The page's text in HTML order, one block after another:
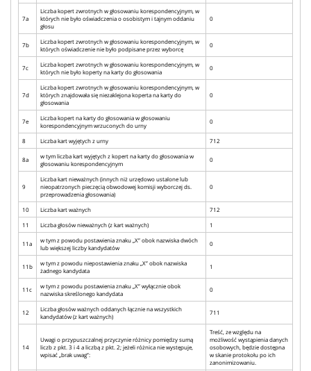
7a
Liczba kopert zwrotnych w głosowaniu korespondencyjnym, w
których nie było oświadczenia o osobistym i tajnym oddaniu
głosu
0
7b
Liczba kopert zwrotnych w głosowaniu korespondencyjnym, w
których oświadczenie nie było podpisane przez wyborcę
0
7c
Liczba kopert zwrotnych w głosowaniu korespondencyjnym, w
których nie było koperty na karty do głosowania
0
7d
Liczba kopert zwrotnych w głosowaniu korespondencyjnym, w
których znajdowała się niezaklejona koperta na karty do
głosowania
0
7e
Liczba kopert na karty do głosowania w głosowaniu
korespondencyjnym wrzuconych do urny
0
8 Liczba kart wyjętych z urny 712
8a
w tym liczba kart wyjętych z kopert na karty do głosowania w
głosowaniu korespondencyjnym
0
9
Liczba kart nieważnych (innych niż urzędowo ustalone lub
nieopatrzonych pieczęcią obwodowej komisji wyborczej ds.
przeprowadzenia głosowania)
0
10 Liczba kart ważnych
712
11
Liczba głosów nieważnych (z kart ważnych) 1
11a
w tym z powodu postawienia znaku „X” obok nazwiska dwóch
lub większej liczby kandydatów
0
11b
w tym z powodu niepostawienia znaku „X” obok nazwiska
żadnego kandydata
1
11c
w tym z powodu postawienia znaku „X” wyłącznie obok
nazwiska skreślonego kandydata
0
12
Liczba głosów ważnych oddanych łącznie na wszystkich
kandydatów (z kart ważnych)
711
14
Uwagi o przypuszczalnej przyczynie różnicy pomiędzy sumą
liczb z pkt. 3 i 4 a liczbą z pkt. 2; jeżeli różnica nie występuje,
wpisać „brak uwag”:
Treść, ze względu na
możliwość wystąpienia danych
osobowych, będzie dostępna
w skanie protokołu po ich
zanonimizowaniu.